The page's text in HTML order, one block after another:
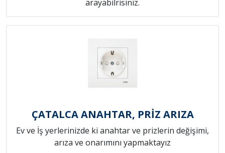
arayabilrisiniz.
ÇATALCA ANAHTAR, PRİZ ARIZA
Ev ve İş yerlerinizde ki anahtar ve prizlerin değişimi,
arıza ve onarımını yapmaktayız